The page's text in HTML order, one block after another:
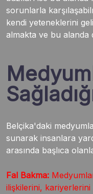
sorunlarla
kendi yeteneklerini
almakta ve bu alanda
Belçika'daki
sunarak insanlara
arasında başlıca
Fal Bakma:
ilişkilerini, kariyerlerini